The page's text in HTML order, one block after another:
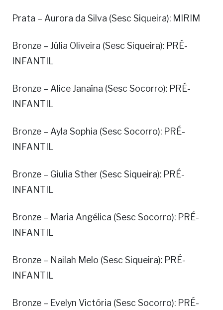
Prata – Aurora da Silva (Sesc Siqueira): MIRIM
Bronze – Júlia Oliveira (Sesc Siqueira): PRÉ-
INFANTIL
Bronze – Alice Janaína (Sesc Socorro): PRÉ-
INFANTIL
Bronze – Ayla Sophia (Sesc Socorro): PRÉ-
INFANTIL
Bronze – Giulia Sther (Sesc Siqueira): PRÉ-
INFANTIL
Bronze – Maria Angélica (Sesc Socorro): PRÉ-
INFANTIL
Bronze – Nailah Melo (Sesc Siqueira): PRÉ-
INFANTIL
Bronze – Evelyn Victória (Sesc Socorro): PRÉ-